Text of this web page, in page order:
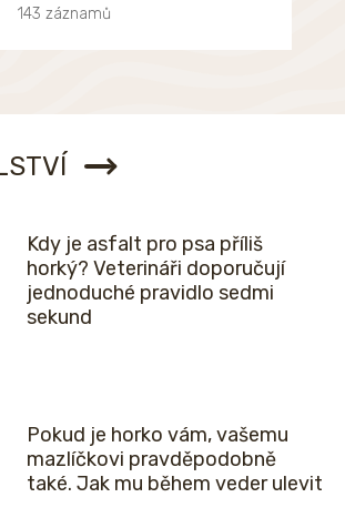
143 záznamů
Kdy je asfalt pro psa příliš
horký? Veterináři doporučují
jednoduché pravidlo sedmi
sekund
Pokud je horko vám, vašemu
mazlíčkovi pravděpodobně
také. Jak mu během veder ulevit